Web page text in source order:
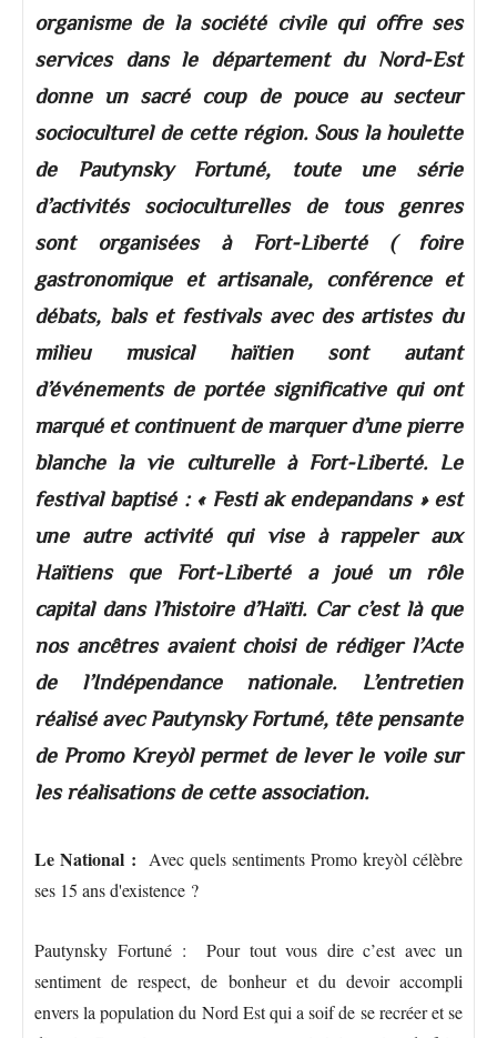
organisme de la société civile qui offre ses
services dans le département du Nord-Est
donne un sacré coup de pouce au secteur
socioculturel de cette région. Sous la houlette
de Pautynsky Fortuné, toute une série
d’activités socioculturelles de tous genres
sont organisées à Fort-Liberté ( foire
gastronomique et artisanale, conférence et
débats, bals et festivals avec des artistes du
milieu musical haïtien sont autant
d’événements de portée significative qui ont
marqué et continuent de marquer d’une pierre
blanche la vie culturelle à Fort-Liberté. Le
festival baptisé : « Festi ak endepandans » est
une autre activité qui vise à rappeler aux
Haïtiens que Fort-Liberté a joué un rôle
capital dans l’histoire d’Haïti. Car c’est là que
nos ancêtres avaient choisi de rédiger l’Acte
de l’Indépendance nationale. L’entretien
réalisé avec Pautynsky Fortuné, tête pensante
de Promo Kreyòl permet de lever le voile sur
les réalisations de cette association.
Le National :
Avec quels sentiments Promo kreyòl célèbre
ses 15 ans d'existence ?
Pautynsky Fortuné : Pour tout vous dire c’est avec un
sentiment de respect, de bonheur et du devoir accompli
envers la population du Nord Est qui a soif de se recréer et se